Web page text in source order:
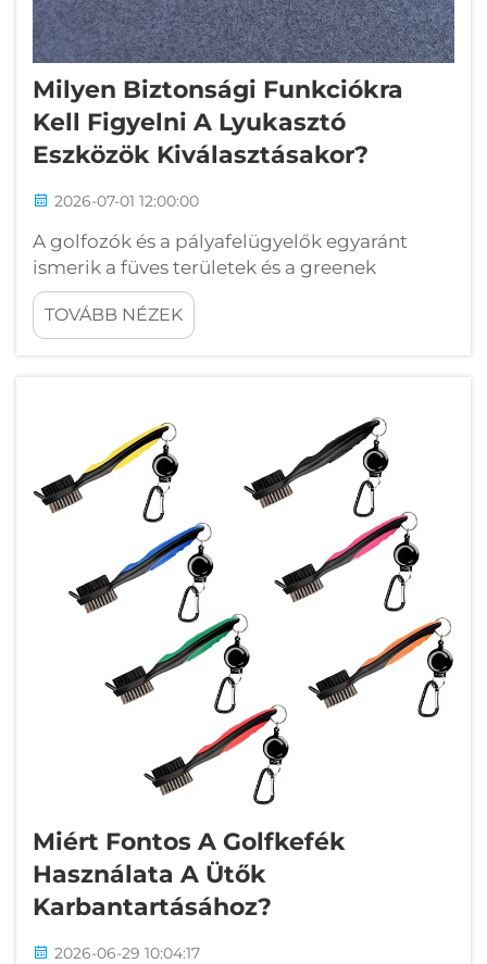
Milyen Biztonsági Funkciókra
Kell Figyelni A Lyukasztó
Eszközök Kiválasztásakor?
2026-07-01 12:00:00
A golfozók és a pályafelügyelők egyaránt
ismerik a füves területek és a greenek
karbantartásának fontosságát, és a lyukasztó
eszközök központi szerepet játszanak e
felelősségvállalásban. Azonban nem minden
TOVÁBB NÉZEK
Miért Fontos A Golfkefék
Használata A Ütők
Karbantartásához?
2026-06-29 10:04:17